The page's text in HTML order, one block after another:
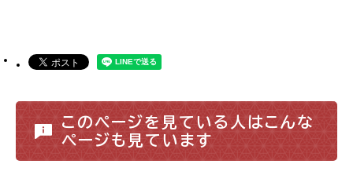
ごみ・リサイクル 防災
このページを見ている人はこんな
ページも見ています